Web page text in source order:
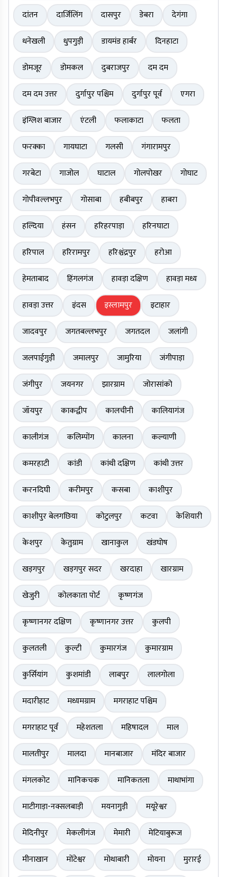
दांतन
दार्जिलिंग दासपुर डेबरा
देगंगा
धनेखली
धुपगुड़ी डायमंड हार्बर
दिनहाटा
डोमजूर
डोमकल दुबराजपुर
दम दम
दम दम उत्तर
दुर्गापुर पश्चिम दुर्गापुर पूर्व
एगरा
इंग्लिश बाजार
एंटली फलाकाटा
फलता
फरक्का
गायघाटा गलसी
गंगारामपुर
गरबेटा
गाजोल घाटाल गोलपोखर
गोघाट
गोपीवल्लभपुर
गोसाबा हबीबपुर
हाबरा
हल्दिया
हंसन हरिहरपाड़ा
हरिनघाटा
हरिपाल
हरिरामपुर हरिश्चंद्रपुर
हरोआ
हेमताबाद
हिंगलगंज हावड़ा दक्षिण
हावड़ा मध्य
हावड़ा उत्तर
इंदस इस्लामपुर
इटाहार
जादवपुर
जगतबल्लभपुर जगतदल
जलांगी
जलपाईगुड़ी
जमालपुर जामुरिया
जंगीपाड़ा
जंगीपुर
जयनगर झारग्राम
जोरासांको
जॉयपुर
काकद्वीप कालचीनी
कालियागंज
कालीगंज
कलिम्पोंग कालना
कल्याणी
कमरहाटी
कांडी कांथी दक्षिण
कांथी उत्तर
करनदिघी
करीमपुर कसबा
काशीपुर
काशीपुर बेलगछिया
कोटुलपुर कटवा
केशियारी
केशपुर
केतुग्राम खानाकुल
खंडघोष
खड़गपुर
खड़गपुर सदर खरदाहा
खारग्राम
खेजुरी
कोलकाता पोर्ट
कृष्णगंज
कृष्णानगर दक्षिण
कृष्णानगर उत्तर
कुलपी
कुलतली
कुल्टी कुमारगंज
कुमारग्राम
कुर्सियांग
कुशमांडी लाबपुर
लालगोला
मदारीहाट
मध्यमग्राम
मगराहाट पश्चिम
मगराहाट पूर्व
महेशतला महिषादल
माल
मालतीपुर
मालदा मानबाजार
मंदिर बाजार
मंगलकोट
मानिकचक मानिकतला
माथाभांगा
माटीगाड़ा-नक्सलबाड़ी
मयनागुड़ी
मयूरेश्वर
मेदिनीपुर
मेकलीगंज मेमारी
मेटियाबुरूज
मीनाखान
मोंटेश्वर मोथाबारी मोयना मुरारई